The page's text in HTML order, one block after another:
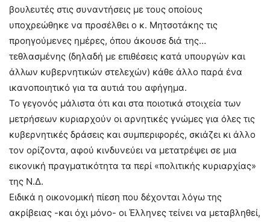
βουλευτές στις συναντήσεις με τους οποίους
υποχρεώθηκε να προσέλθει ο κ. Μητσοτάκης τις
προηγούμενες ημέρες, όπου άκουσε διά της…
τεθλασμένης (δηλαδή με επιθέσεις κατά υπουργών και
άλλων κυβερνητικών στελεχών) κάθε άλλο παρά ένα
ικανοποιητικό για τα αυτιά του αφήγημα.
Το γεγονός μάλιστα ότι και στα ποιοτικά στοιχεία των
μετρήσεων κυριαρχούν οι αρνητικές γνώμες για όλες τις
κυβερνητικές δράσεις και συμπεριφορές, σκιάζει κι άλλο
τον ορίζοντα, αφού κινδυνεύει να μετατρέψει σε μια
εικονική πραγματικότητα τα περί «πολιτικής κυριαρχίας»
της Ν.Δ.
Ειδικά η οικονομική πίεση που δέχονται λόγω της
ακρίβειας -και όχι μόνο- οι Έλληνες τείνει να μεταβληθεί,